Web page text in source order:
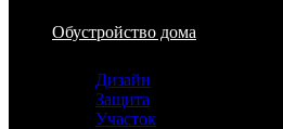
Обустройство дома
Дизайн
Защита
Участок